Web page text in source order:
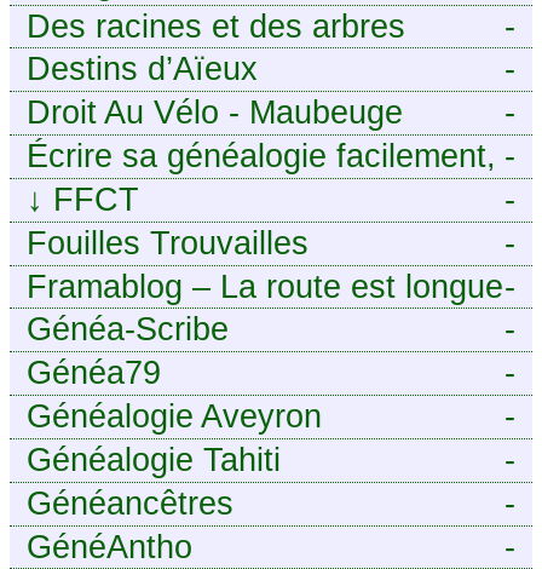
-
Des racines et des arbres
-
Destins d’Aïeux
-
Droit Au Vélo - Maubeuge
Sambre-Avesnois
-
Écrire sa généalogie facilement,
sans stress avec Généalordi
-
↓ FFCT
-
Fouilles Trouvailles
-
Framablog – La route est longue
mais la voie est libre…
-
Généa-Scribe
-
Généa79
-
Généalogie Aveyron
-
Généalogie Tahiti
-
Généancêtres
-
GénéAntho